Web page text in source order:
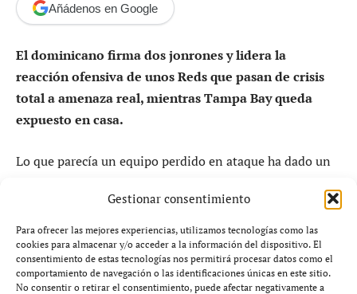
Gestionar consentimiento
Para ofrecer las mejores experiencias, utilizamos tecnologías como las
cookies para almacenar y/o acceder a la información del dispositivo. El
consentimiento de estas tecnologías nos permitirá procesar datos como el
comportamiento de navegación o las identificaciones únicas en este sitio.
No consentir o retirar el consentimiento, puede afectar negativamente a
Añádenos en Google
El dominicano firma dos jonrones y lidera la
reacción ofensiva de unos Reds que pasan de crisis
total a amenaza real, mientras Tampa Bay queda
expuesto en casa.
Lo que parecía un equipo perdido en ataque ha dado un
despertado… y lo ha hecho a lo grande
evidencia a unos Rays que no supieron contener el
vendaval.